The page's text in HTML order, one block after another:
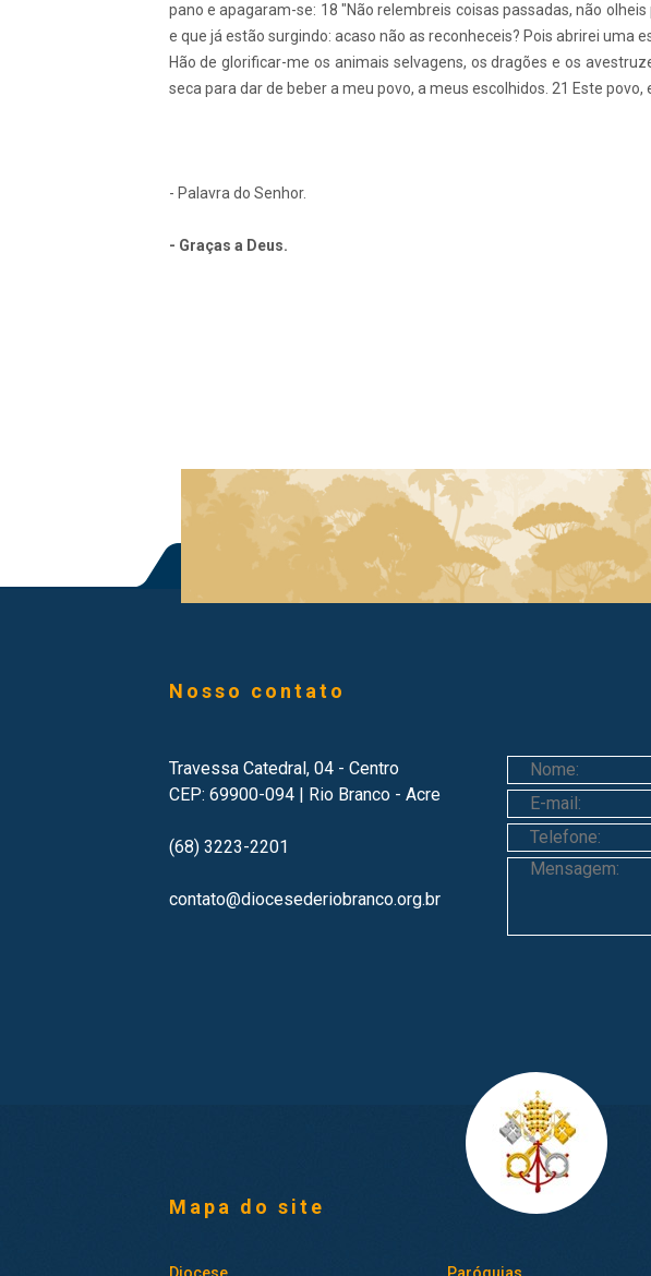
pano e apagaram-se: 18 "Não relembreis coisas passadas, não
e que já estão surgindo: acaso não as reconheceis? Pois abrirei uma
Hão de glorificar-me os animais selvagens, os dragões e os
seca para dar de beber a meu povo, a meus escolhidos. 21 Este
- Palavra do Senhor.
- Graças a Deus.
Nosso contato
Travessa Catedral, 04 - Centro
CEP: 69900-094 | Rio Branco - Acre
(68) 3223-2201
contato@diocesederiobranco.org.br
Mapa do site